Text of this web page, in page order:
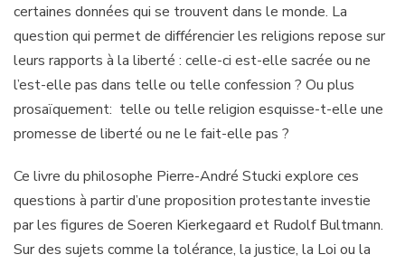
certaines données qui se trouvent dans le monde. La
question qui permet de différencier les religions repose sur
leurs rapports à la liberté : celle-ci est-elle sacrée ou ne
l’est-elle pas dans telle ou telle confession ? Ou plus
prosaïquement: telle ou telle religion esquisse-t-elle une
promesse de liberté ou ne le fait-elle pas ?
Ce livre du philosophe Pierre-André Stucki explore ces
questions à partir d’une proposition protestante investie
par les figures de Soeren Kierkegaard et Rudolf Bultmann.
Sur des sujets comme la tolérance, la justice, la Loi ou la